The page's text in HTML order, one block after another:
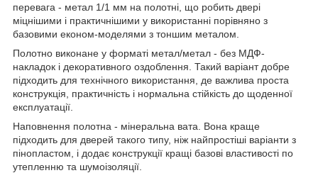
перевага - метал 1/1 мм на полотні, що робить двері
міцнішими і практичнішими у використанні порівняно з
базовими економ-моделями з тоншим металом.
Полотно виконане у форматі метал/метал - без МДФ-
накладок і декоративного оздоблення. Такий варіант добре
підходить для технічного використання, де важлива проста
конструкція, практичність і нормальна стійкість до щоденної
експлуатації.
Наповнення полотна - мінеральна вата. Вона краще
підходить для дверей такого типу, ніж найпростіші варіанти з
пінопластом, і додає конструкції кращі базові властивості по
утепленню та шумоізоляції.